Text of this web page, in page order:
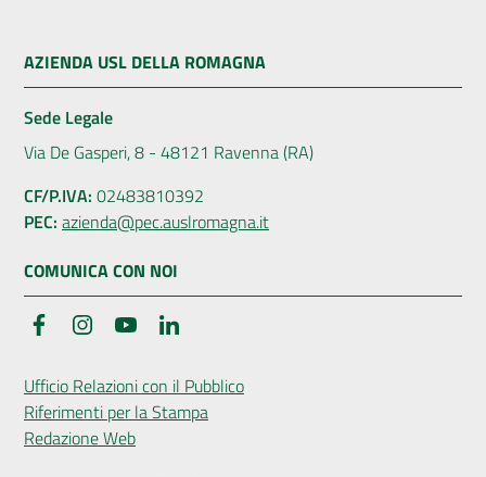
AZIENDA USL DELLA ROMAGNA
Sede Legale
Via De Gasperi, 8 - 48121 Ravenna (RA)
CF/P.IVA: 02483810392
PEC: azienda@pec.auslromagna.it
COMUNICA CON NOI
FacebookInstagramYouTube
Ufficio Relazioni con il Pubblico
Riferimenti per la Stampa
Redazione Web